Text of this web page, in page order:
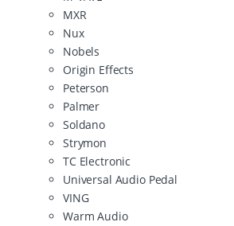
MXR
Nux
Nobels
Origin Effects
Peterson
Palmer
Soldano
Strymon
TC Electronic
Universal Audio Pedal
VING
Warm Audio